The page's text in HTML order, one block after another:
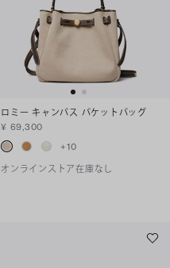
ロミー キャンバス バケットバッグ
¥ 69,300
+10
オンラインストア在庫なし